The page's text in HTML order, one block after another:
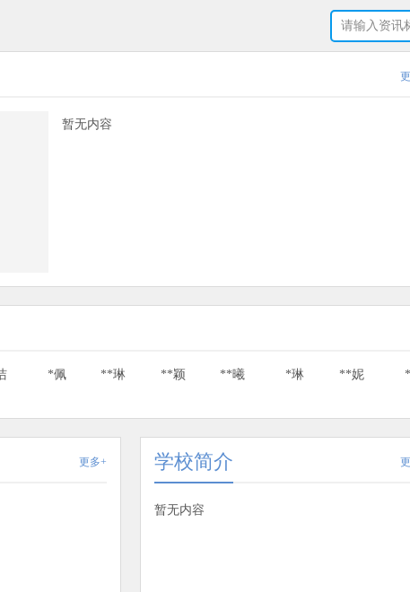
暂无内容
*佩 **琳 **颖 **曦 *琳 **妮
更多+ 学校简介
暂无内容